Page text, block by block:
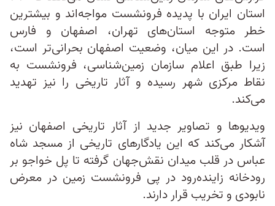
استان ایران با پدیده فرونشست مواجه‌اند و بیشترین
خطر متوجه استان‌های تهران، اصفهان و فارس
است. در این میان، وضعیت اصفهان بحرانی‌تر است،
زیرا طبق اعلام سازمان زمین‌شناسی، فرونشست به
نقاط مرکزی شهر رسیده و آثار تاریخی را نیز تهدید
می‌کند.
ویدیوها و تصاویر جدید از آثار تاریخی اصفهان نیز
آشکار می‌کند که این یادگارهای تاریخی از مسجد شاه‌
عباس در قلب میدان نقش‌جهان گرفته تا پل خواجو بر
رودخانه زاینده‌رود در پی فرونشست زمین در معرض
نابودی و تخریب قرار دارند.